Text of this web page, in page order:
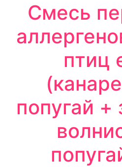
Смесь
птиц
попугай +